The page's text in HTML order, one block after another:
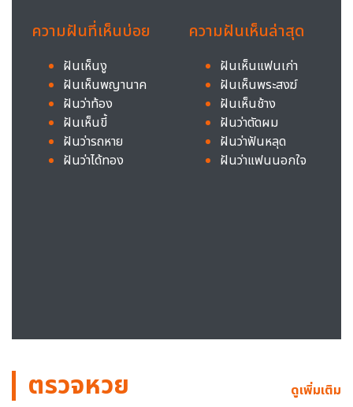
ความฝันที่เห็นบ่อย
ฝันเห็นงู
ฝันเห็นพญานาค
ฝันว่าท้อง
ฝันเห็นขี้
ฝันว่ารถหาย
ฝันว่าได้ทอง
ความฝันเห็นล่าสุด
ฝันเห็นแฟนเก่า
ฝันเห็นพระสงฆ์
ฝันเห็นช้าง
ฝันว่าตัดผม
ฝันว่าฟันหลุด
ฝันว่าแฟนนอกใจ
ตรวจหวย ดูเพิ่มเติม